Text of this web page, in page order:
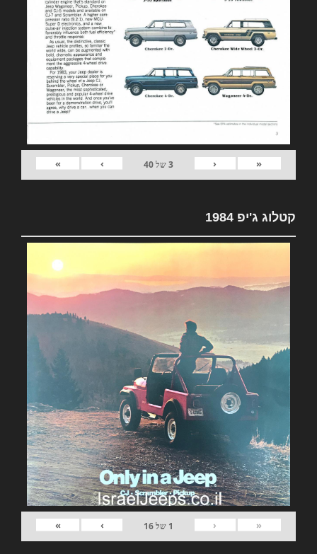
«
‹
3של40
›
»
קטלוג ג'יפ 1984
«
‹
1 של16
›
»